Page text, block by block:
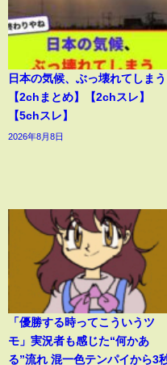
日本の気候、ぶっ壊れてしまう
【2chまとめ】【2chスレ】
【5chスレ】
2026年8月8日
「優勝する時ってこういうツ
モ」実況者も感じた“何かあ
る”流れ 混一色テンパイから3